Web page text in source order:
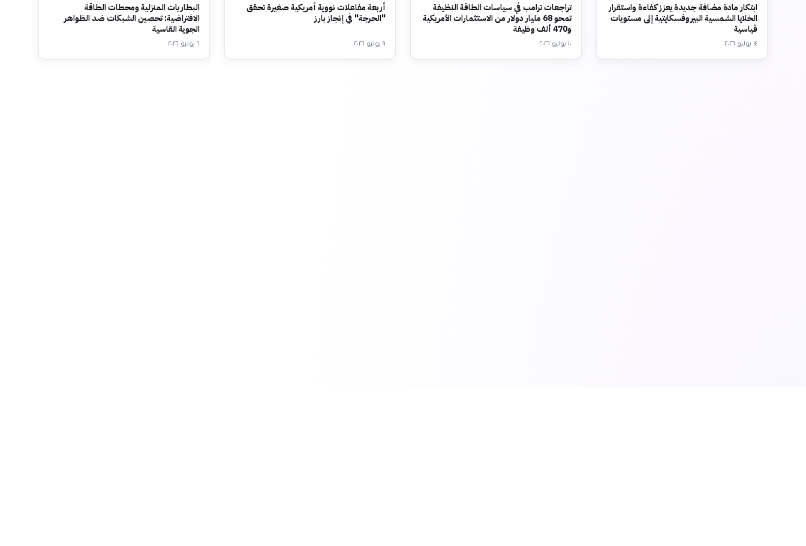
ابتكار مادة مضافة جديدة يعزز كفاءة واستقرار
الخلايا الشمسية البيروفسكايتية إلى مستويات
قياسية
١٤ يوليو ٢٠٢٦
تراجعات ترامب في سياسات الطاقة النظيفة
تمحو 68 مليار دولار من الاستثمارات الأمريكية
و470 ألف وظيفة
١٠ يوليو ٢٠٢٦
أربعة مفاعلات نووية أمريكية صغيرة تحقق
"الحرجة" في إنجاز بارز
٩ يوليو ٢٠٢٦
البطاريات المنزلية ومحطات الطاقة
الافتراضية: تحصين الشبكات ضد الظواهر
الجوية القاسية
٦ يوليو ٢٠٢٦